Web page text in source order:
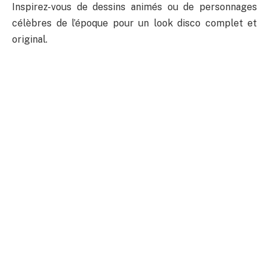
Inspirez-vous de dessins animés ou de personnages
célèbres de l’époque pour un look disco complet et
original.